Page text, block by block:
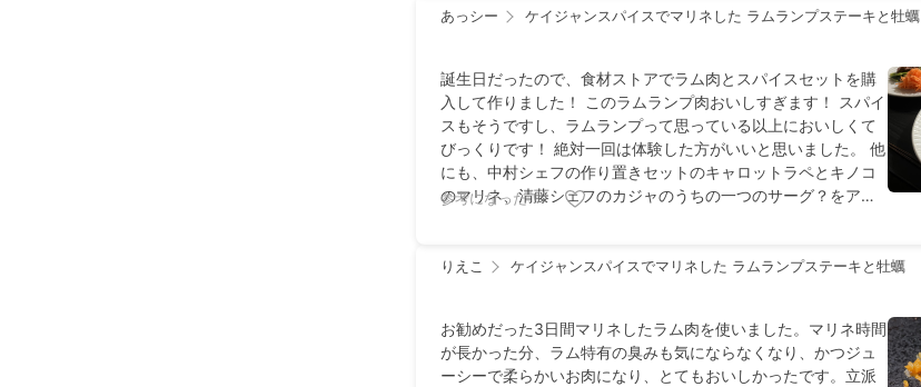
あっシー ケイジャンスパイスでマリネした ラムランプステーキと牡蠣
誕生日だったので、食材ストアでラム肉とスパイスセットを購
入して作りました！ このラムランプ肉おいしすぎます！ スパイ
スもそうですし、ラムランプって思っている以上においしくて
びっくりです！ 絶対一回は体験した方がいいと思いました。 他
にも、中村シェフの作り置きセットのキャロットラペとキノコ
のマリネ、清藤シェフのカジャのうちの一つのサーグ？をアレ
す！！ マイレポ投稿にリンク貼れたらいいかもですね(^^) ご検
フのカジャ https://chefrepi.com/recipes/khaja-hb
参考になった！
りえこ ケイジャンスパイスでマリネした ラムランプステーキと牡蠣
お勧めだった3日間マリネしたラム肉を使いました。マリネ時間
が長かった分、ラム特有の臭みも気にならなくなり、かつジュ
ーシーで柔らかいお肉になり、とてもおいしかったです。立派